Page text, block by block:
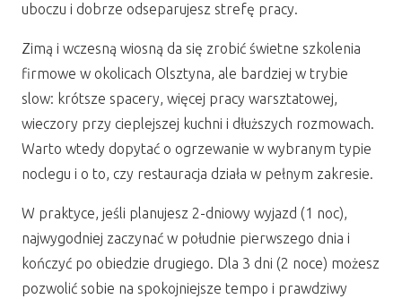
uboczu i dobrze odseparujesz strefę pracy.
Zimą i wczesną wiosną da się zrobić świetne szkolenia
firmowe w okolicach Olsztyna, ale bardziej w trybie
slow: krótsze spacery, więcej pracy warsztatowej,
wieczory przy cieplejszej kuchni i dłuższych rozmowach.
Warto wtedy dopytać o ogrzewanie w wybranym typie
noclegu i o to, czy restauracja działa w pełnym zakresie.
W praktyce, jeśli planujesz 2-dniowy wyjazd (1 noc),
najwygodniej zaczynać w południe pierwszego dnia i
kończyć po obiedzie drugiego. Dla 3 dni (2 noce) możesz
pozwolić sobie na spokojniejsze tempo i prawdziwy